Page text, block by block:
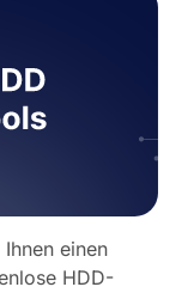
einen
HDD-